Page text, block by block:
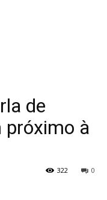
de
próximo à
0
322